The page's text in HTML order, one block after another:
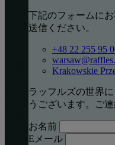
下記のフォームに
送信ください。
+48 22 255 95
Krakowskie
ラッフルズの世界
うございます。ご
お名前
Eメール